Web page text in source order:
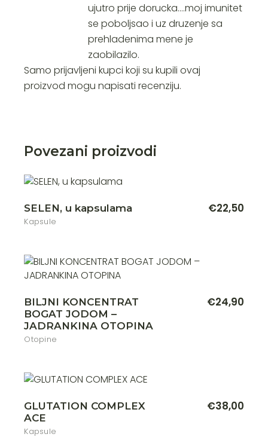
ujutro prije dorucka….moj imunitet
se poboljsao i uz druzenje sa
prehladenima mene je
zaobilazilo.
Samo prijavljeni kupci koji su kupili ovaj
proizvod mogu napisati recenziju.
Povezani proizvodi
SELEN, u kapsulama
Kapsule
€22,50
BILJNI KONCENTRAT
BOGAT JODOM –
JADRANKINA OTOPINA
Otopine
€24,90
GLUTATION COMPLEX
ACE
Kapsule
€38,00